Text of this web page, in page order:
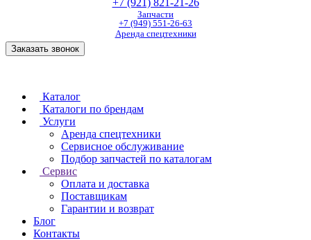
+7 (921) 821-21-26
Запчасти
+7 (949) 551-26-63
Аренда спецтехники
Заказать звонок
Каталог
Каталоги по брендам
Услуги
Аренда спецтехники
Сервисное обслуживание
Подбор запчастей по каталогам
Сервис
Оплата и доставка
Поставщикам
Гарантии и возврат
Блог
Контакты